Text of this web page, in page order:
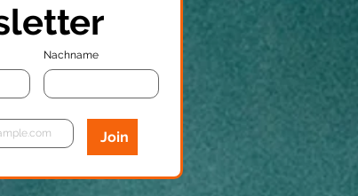
Nachname
Join